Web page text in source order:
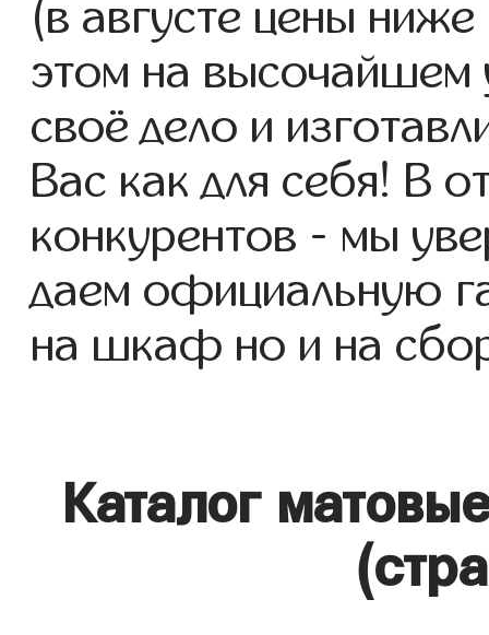
(в августе цены
этом на
своё дело и
Вас как для себя! В
конкурентов - мы
даем официальную
на шкаф но и на
Каталог